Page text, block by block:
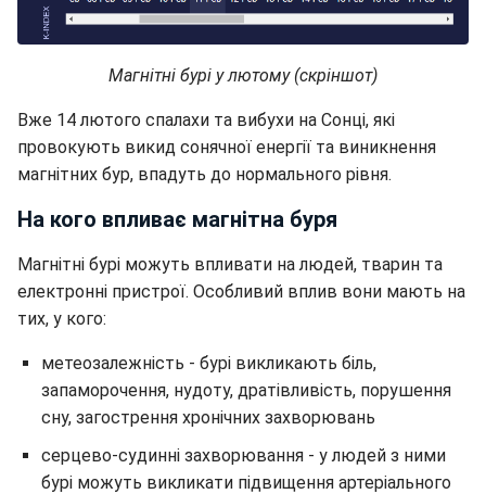
Магнітні бурі у лютому (скріншот)
Вже 14 лютого спалахи та вибухи на Сонці, які
провокують викид сонячної енергії та виникнення
магнітних бур, впадуть до нормального рівня.
На кого впливає магнітна буря
Магнітні бурі можуть впливати на людей, тварин та
електронні пристрої. Особливий вплив вони мають на
тих, у кого:
метеозалежність - бурі викликають біль,
запаморочення, нудоту, дратівливість, порушення
сну, загострення хронічних захворювань
серцево-судинні захворювання - у людей з ними
бурі можуть викликати підвищення артеріального